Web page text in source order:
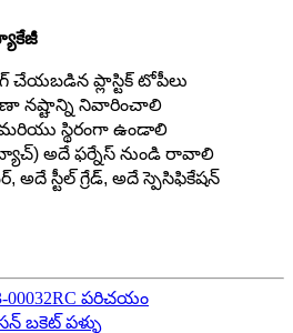
చేయబడిన ప్లాస్టిక్ టోపీలు
నష్టాన్ని నివారించాలి
స్థిరంగా ఉండాలి
అదే ఫర్నేస్ నుండి రావాలి
అదే స్టీల్ గ్రేడ్, అదే స్పెసిఫికేషన్
00032RC పరిచయం
బకెట్ పళ్ళు